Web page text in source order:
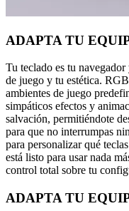
ADAPTA TU
Tu teclado es tu
de juego y tu estética.
ambientes de juego
simpáticos efectos y
salvación, permitiéndote
para que no interrumpas
para personalizar qué
está listo para usar nada
control total sobre tu
ADAPTA TU